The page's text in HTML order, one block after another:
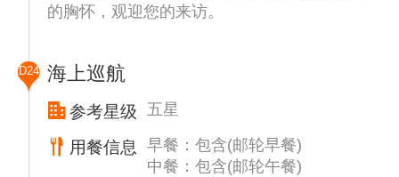
的胸怀，观迎您的来访。
D24 海上巡航
参考星级 五星
用餐信息
早餐：包含(邮轮早餐)
中餐：包含(邮轮午餐)